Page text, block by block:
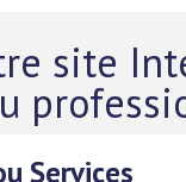
site
Services